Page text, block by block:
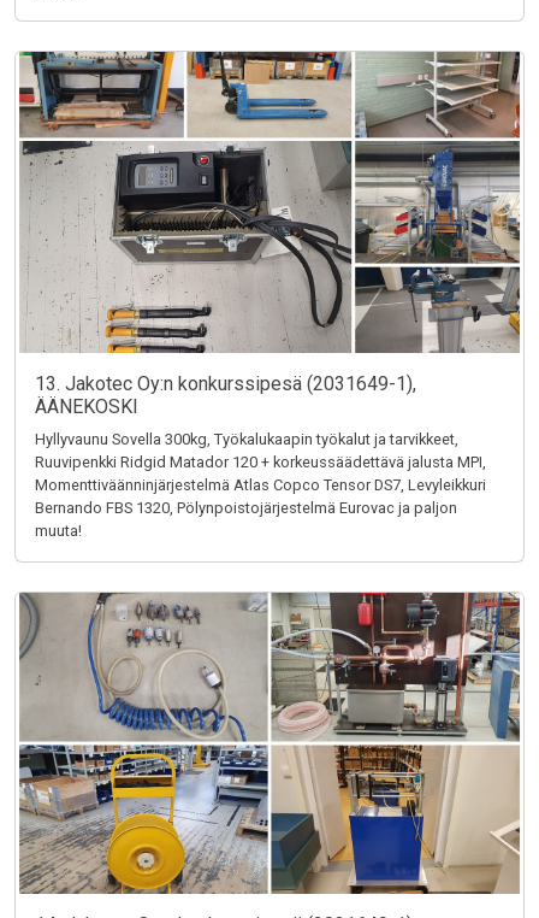
13. Jakotec Oy:n konkurssipesä (2031649-1),
ÄÄNEKOSKI
Hyllyvaunu Sovella 300kg, Työkalukaapin työkalut ja tarvikkeet,
Ruuvipenkki Ridgid Matador 120 + korkeussäädettävä jalusta MPI,
Momenttiväänninjärjestelmä Atlas Copco Tensor DS7, Levyleikkuri
Bernando FBS 1320, Pölynpoistojärjestelmä Eurovac ja paljon
muuta!